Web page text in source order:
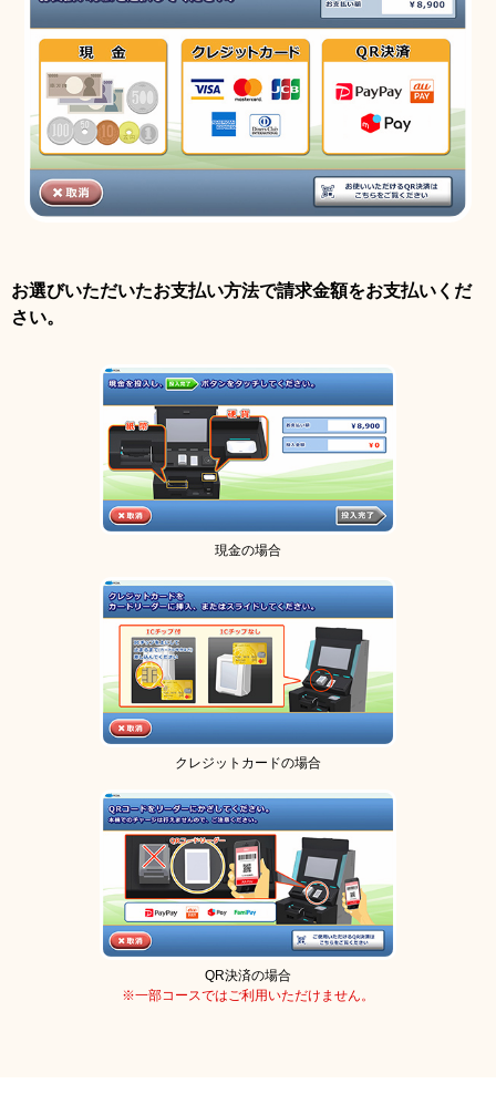
お選びいただいたお支払い方法で請求金額をお支払いくだ
さい。
現金の場合
クレジットカードの場合
QR決済の場合
※一部コースではご利用いただけません。